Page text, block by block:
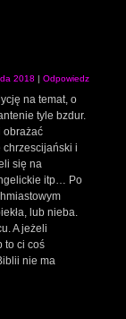
2018 Odpowiedz
na temat, o
tyle bzdur.
obrażać
i
się na
itp… Po
lub nieba.
A jeżeli
to ci coś
nie ma